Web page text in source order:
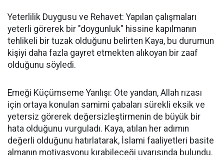
Yeterlilik Duygusu ve Rehavet: Yapılan çalışmaları
yeterli görerek bir "doygunluk" hissine kapılmanın
tehlikeli bir tuzak olduğunu belirten Kaya, bu durumun
kişiyi daha fazla gayret etmekten alıkoyan bir zaaf
olduğunu söyledi.
Emeği Küçümseme Yanlışı: Öte yandan, Allah rızası
için ortaya konulan samimi çabaları sürekli eksik ve
yetersiz görerek değersizleştirmenin de büyük bir
hata olduğunu vurguladı. Kaya, atılan her adımın
değerli olduğunu hatırlatarak, İslami faaliyetleri basite
almanın motivasyonu kırabileceği uyarısında bulundu.